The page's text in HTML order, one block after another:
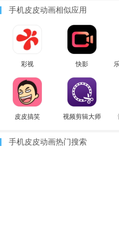
手机皮皮动画相似应用
彩视 快影
皮皮搞笑 视频剪辑大师
手机皮皮动画热门搜索